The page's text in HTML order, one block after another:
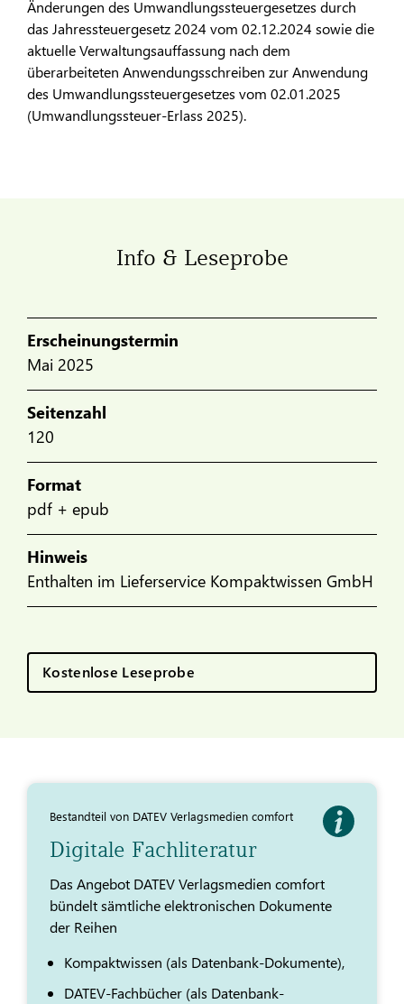
Änderungen des Umwandlungssteuergesetzes durch
das Jahressteuergesetz 2024 vom 02.12.2024 sowie die
aktuelle Verwaltungsauffassung nach dem
überarbeiteten Anwendungsschreiben zur Anwendung
des Umwandlungssteuergesetzes vom 02.01.2025
(Umwandlungssteuer-Erlass 2025).
Info & Leseprobe
Erscheinungstermin
Mai 2025
Seitenzahl
120
Format
pdf + epub
Hinweis
Enthalten im Lieferservice Kompaktwissen GmbH
Kostenlose Leseprobe
Bestandteil von DATEV Verlagsmedien comfort
Digitale Fachliteratur
Das Angebot DATEV Verlagsmedien comfort
bündelt sämtliche elektronischen Dokumente
der Reihen
Kompaktwissen (als Datenbank-Dokumente),
DATEV-Fachbücher (als Datenbank-